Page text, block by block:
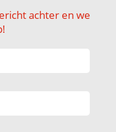
achter en we